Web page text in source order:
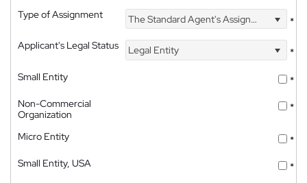
Type of Assignment The Standard Agent's Assignment
*
Applicant's Legal Status
Legal Entity
*
Small Entity
*
Non-Commercial
Organization
*
Micro Entity
*
Small Entity, USA
*